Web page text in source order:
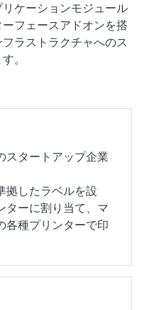
ケーションモジュール
フェースアドオンを搭
ラストラクチャへのス
。
スタートアップ企業
拠したラベルを設
ターに割り当て、マ
各種プリンターで印